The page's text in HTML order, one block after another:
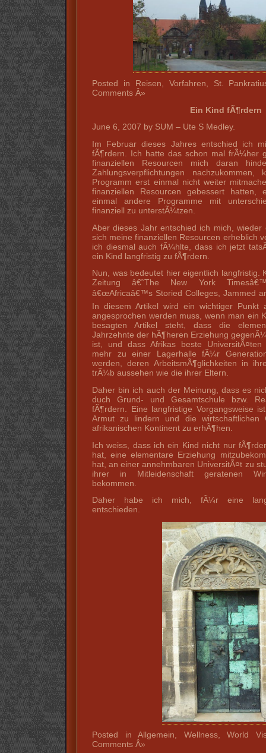
Posted in Reisen, Vorfahren, St.
Comments Â»
Ein Kind fÃ¶rdern
June 6, 2007 by SUM – Ute S Medley.
Im Februar dieses Jahres entschied ich
fÃ¶rdern. Ich hatte das schon mal frÃ¼her
finanziellen Resourcen mich daran
Zahlungsverpflichtungen
Programm erst einmal nicht weiter
finanziellen Resourcen gebessert hatten,
einmal andere Programme mit
finanziell zu unterstÃ¼tzen.
Aber dieses Jahr entschied ich mich,
sich meine finanziellen Resourcen erheblich
ich diesmal auch fÃ¼hlte, dass ich jetzt
ein Kind langfristig zu fÃ¶rdern.
Nun, was bedeutet hier eigentlich langfristig.
Zeitung â€˜The New York
â€œAfricaâ€™s Storied Colleges, Jammed
In diesem Artikel wird ein wichtiger Punkt
angesprochen werden muss, wenn man ein
besagten Artikel steht, dass die
Jahrzehnte der hÃ¶heren Erziehung
ist, und dass Afrikas beste UniversitÃ¤ten
mehr zu einer Lagerhalle fÃ¼r
werden, deren ArbeitsmÃ¶glichkeiten in
trÃ¼b aussehen wie die ihrer Eltern.
Daher bin ich auch der Meinung, dass es
duch Grund- und Gesamtschule bzw.
fÃ¶rdern. Eine langfristige Vorgangsweise
Armut zu lindern und die wirtschaftlichen
afrikanischen Kontinent zu erhÃ¶hen.
Ich weiss, dass ich ein Kind nicht nur
hat, eine elementare Erziehung
hat, an einer annehmbaren UniversitÃ¤t zu
ihrer in Mitleidenschaft geratenen
bekommen.
Daher habe ich mich, fÃ¼r eine
entschieden.
Posted in Allgemein, Wellness, World
Comments Â»